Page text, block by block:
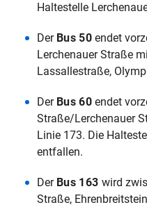
Haltestelle
Der Bus 50endet
Lerchenauer Straße
Lassallestraße,
Der Bus 60endet
Straße/Lerchenauer
Linie 173. Die
entfallen.
Der Bus 163 wird
Straße,